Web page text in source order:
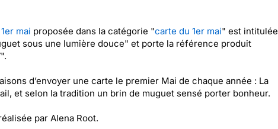
mai proposée dans la catégorie "carte du 1er mai" est intitulée
sous une lumière douce" et porte la référence produit
d’envoyer une carte le premier Mai de chaque année : La
et selon la tradition un brin de muguet sensé porter bonheur.
par Alena Root.